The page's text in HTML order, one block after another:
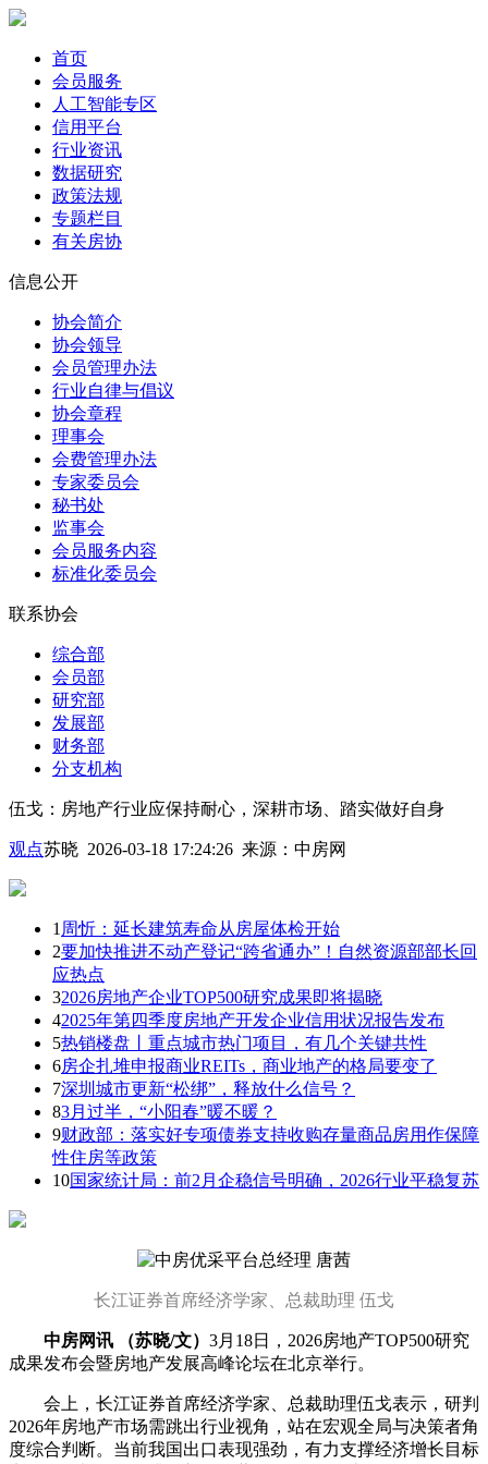
首页
会员服务
人工智能专区
信用平台
行业资讯
数据研究
政策法规
专题栏目
有关房协
信息公开
协会简介
协会领导
会员管理办法
行业自律与倡议
协会章程
理事会
会费管理办法
专家委员会
秘书处
监事会
会员服务内容
标准化委员会
联系协会
综合部
会员部
研究部
发展部
财务部
分支机构
伍戈：房地产行业应保持耐心，深耕市场、踏实做好自身
观点苏晓 2026-03-18 17:24:26 来源： 中房网
1 周忻：延长建筑寿命从房屋体检开始
2要加快推进不动产登记“跨省通办”！自然资源部部长回
应热点
32026房地产企业TOP500研究成果即将揭晓
42025年第四季度房地产开发企业信用状况报告发布
5热销楼盘丨重点城市热门项目，有几个关键共性
6房企扎堆申报商业REITs，商业地产的格局要变了
7深圳城市更新“松绑”，释放什么信号？
83月过半，“小阳春”暖不暖？
9财政部：落实好专项债券支持收购存量商品房用作保障
性住房等政策
10国家统计局：前2月企稳信号明确，2026行业平稳复苏
长江证券首席经济学家、总裁助理 伍戈
中房网讯 （苏晓/文） 3月18日，2026房地产TOP500研究
成果发布会暨房地产发展高峰论坛在北京举行。
会上，长江证券首席经济学家、总裁助理伍戈表示，研判
2026年房地产市场需跳出行业视角，站在宏观全局与决策者角
度综合判断。当前我国出口表现强劲，有力支撑经济增长目标